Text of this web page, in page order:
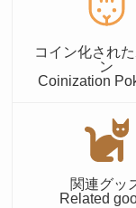
コイン化され
ン
Coinization
関連グッ
Related